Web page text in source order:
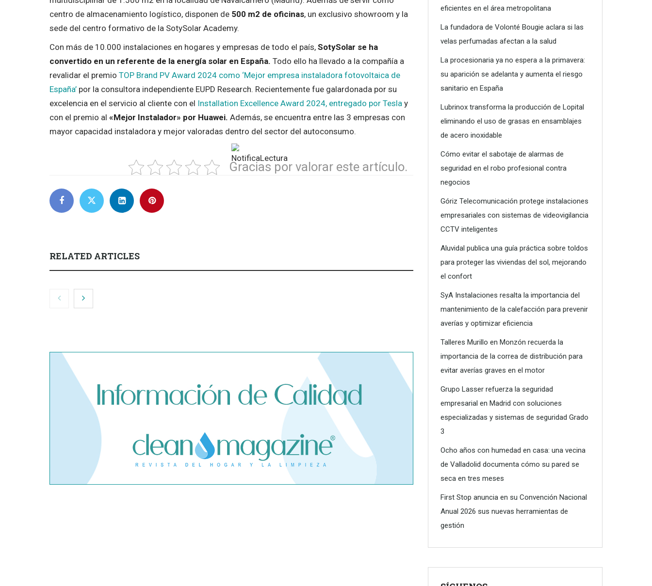
centro de almacenamiento logístico, disponen de 500 m2 de oficinas, un exclusivo showroom y la
sede del centro formativo de la SotySolar Academy.
Con más de 10.000 instalaciones en hogares y empresas de todo el país, SotySolar se ha
convertido en un referente de la energía solar en España. Todo ello ha llevado a la compañía a
revalidar el premio TOP Brand PV Award 2024 como ‘Mejor empresa instaladora fotovoltaica de
España’ por la consultora independiente EUPD Research. Recientemente fue galardonada por su
excelencia en el servicio al cliente con el Installation Excellence Award 2024, entregado por Tesla y
con el premio al «Mejor Instalador» por Huawei. Además, se encuentra entre las 3 empresas con
mayor capacidad instaladora y mejor valoradas dentro del sector del autoconsumo.
Gracias por valorar este artículo.
RELATED ARTICLES
El cofundador de Noctorial
adquiere Amadeux para
impulsar un modelo más claro
dentro del prop trading
privado ante un contagio de
hantavirus fuera de España
Dreame advierte: no todos los
purificadores de aire son
eficaces contra la alergia
eficientes en el área metropolitana
La fundadora de Volonté Bougie aclara si las
velas perfumadas afectan a la salud
La procesionaria ya no espera a la primavera:
su aparición se adelanta y aumenta el riesgo
sanitario en España
Lubrinox transforma la producción de Lopital
eliminando el uso de grasas en ensamblajes
de acero inoxidable
Cómo evitar el sabotaje de alarmas de
seguridad en el robo profesional contra
negocios
Góriz Telecomunicación protege instalaciones
empresariales con sistemas de videovigilancia
CCTV inteligentes
Aluvidal publica una guía práctica sobre toldos
para proteger las viviendas del sol, mejorando
el confort
SyA Instalaciones resalta la importancia del
mantenimiento de la calefacción para prevenir
averías y optimizar eficiencia
Talleres Murillo en Monzón recuerda la
importancia de la correa de distribución para
evitar averías graves en el motor
Grupo Lasser refuerza la seguridad
empresarial en Madrid con soluciones
especializadas y sistemas de seguridad Grado
3
Ocho años con humedad en casa: una vecina
de Valladolid documenta cómo su pared se
seca en tres meses
First Stop anuncia en su Convención Nacional
Anual 2026 sus nuevas herramientas de
gestión